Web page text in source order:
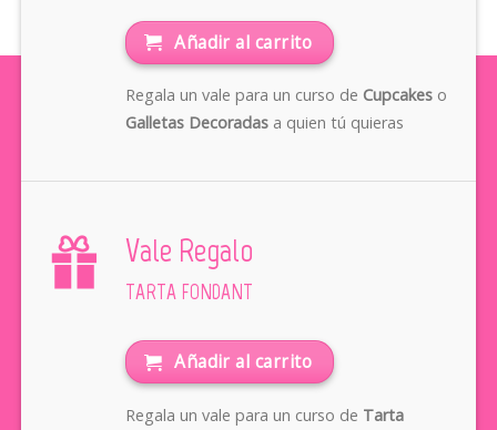
Añadir al carrito
Regala un vale para un curso de Cupcakeso
Galletas Decoradasa quien tú quieras
Vale Regalo
TARTA FONDANT
Añadir al carrito
Regala un vale para un curso de Tarta